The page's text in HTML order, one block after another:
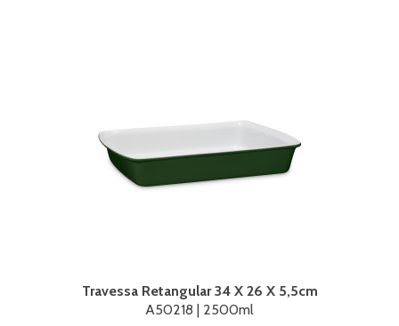
Travessa Retangular 34 X 26 X 5,5cm
A50218 | 2500ml